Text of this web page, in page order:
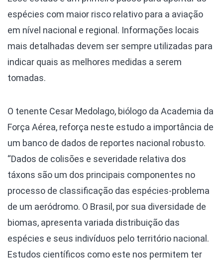
espécies com maior risco relativo para a aviação
em nível nacional e regional. Informações locais
mais detalhadas devem ser sempre utilizadas para
indicar quais as melhores medidas a serem
tomadas.
O tenente Cesar Medolago, biólogo da Academia da
Força Aérea, reforça neste estudo a importância de
um banco de dados de reportes nacional robusto.
“Dados de colisões e severidade relativa dos
táxons são um dos principais componentes no
processo de classificação das espécies-problema
de um aeródromo. O Brasil, por sua diversidade de
biomas, apresenta variada distribuição das
espécies e seus indivíduos pelo território nacional.
Estudos científicos como este nos permitem ter